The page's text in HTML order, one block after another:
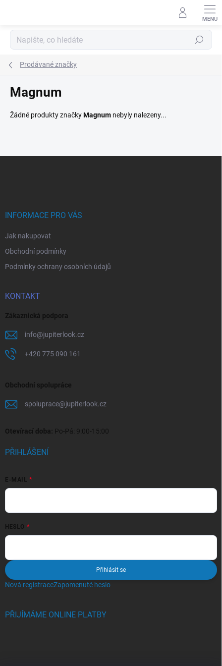
Hledat
Prodávané značky
Magnum
Žádné produkty značkyMagnum nebyly nalezeny...
INFORMACE PRO VÁS
Jak nakupovat
Obchodní podmínky
Podmínky ochrany osobních údajů
KONTAKT
Zákaznická podpora
info@jupiterlook.cz
+420 775 090 161
Obchodní spolupráce
spoluprace@jupiterlook.cz
Otevírací doba: Po-Pá: 9:00-15:00
PŘIHLÁŠENÍ
E-MAIL
HESLO
Přihlásit se
Nová registraceZapomenuté heslo
PŘIJÍMÁME ONLINE PLATBY